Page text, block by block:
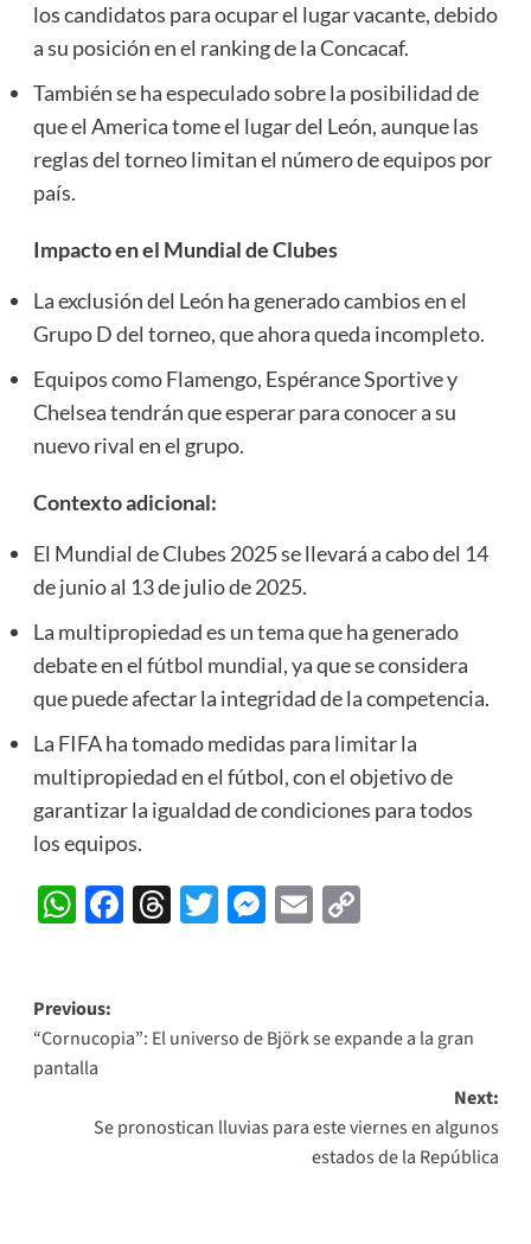
los candidatos para ocupar el lugar vacante, debido
a su posición en el ranking de la Concacaf.
También se ha especulado sobre la posibilidad de
que el America tome el lugar del León, aunque las
reglas del torneo limitan el número de equipos por
país.
Impacto en el Mundial de Clubes
La exclusión del León ha generado cambios en el
Grupo D del torneo, que ahora queda incompleto.
Equipos como Flamengo, Espérance Sportive y
Chelsea tendrán que esperar para conocer a su
nuevo rival en el grupo.
Contexto adicional:
El Mundial de Clubes 2025 se llevará a cabo del 14
de junio al 13 de julio de 2025.
La multipropiedad es un tema que ha generado
debate en el fútbol mundial, ya que se considera
que puede afectar la integridad de la competencia.
La FIFA ha tomado medidas para limitar la
multipropiedad en el fútbol, con el objetivo de
garantizar la igualdad de condiciones para todos
los equipos.
WhatsApp
Facebook
Threads
Twitter
Messenger
EmailCopy
Post
navigation
Previous:
“Cornucopia”: El universo de Björk se expande a la gran
pantalla
Next:
Se pronostican lluvias para este viernes en algunos
estados de la República